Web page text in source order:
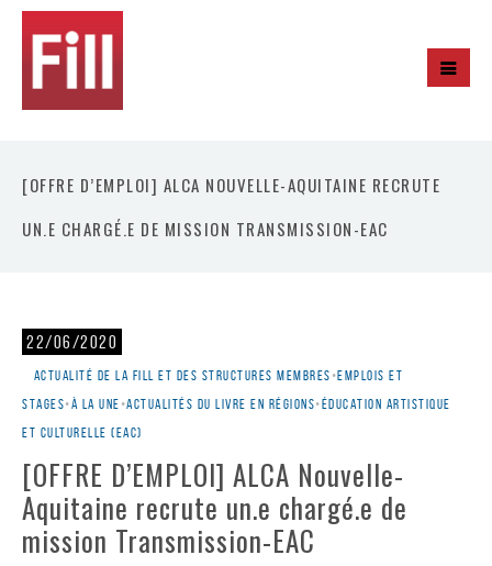
[OFFRE D’EMPLOI] ALCA NOUVELLE-AQUITAINE RECRUTE
UN.E CHARGÉ.E DE MISSION TRANSMISSION-EAC
22/06/2020
Actualité de la Fill et des structures membres •Emplois et
stages•À la une •Actualités du livre en régions•Éducation artistique
et culturelle (EAC)
[OFFRE D’EMPLOI] ALCA Nouvelle-
Aquitaine recrute un.e chargé.e de
mission Transmission-EAC